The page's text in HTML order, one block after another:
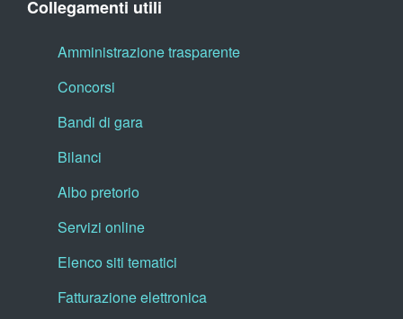
Collegamenti utili
Amministrazione trasparente
Concorsi
Bandi di gara
Bilanci
Albo pretorio
Servizi online
Elenco siti tematici
Fatturazione elettronica